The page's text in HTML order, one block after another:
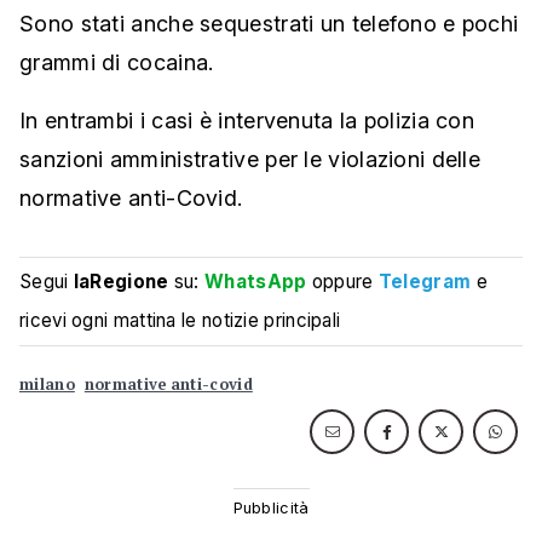
Sono stati anche sequestrati un telefono e pochi
grammi di cocaina.
In entrambi i casi è intervenuta la polizia con
sanzioni amministrative per le violazioni delle
normative anti-Covid.
Segui laRegione su:WhatsApp oppure Telegram e
ricevi ogni mattina le notizie principali
milano normative anti-covid